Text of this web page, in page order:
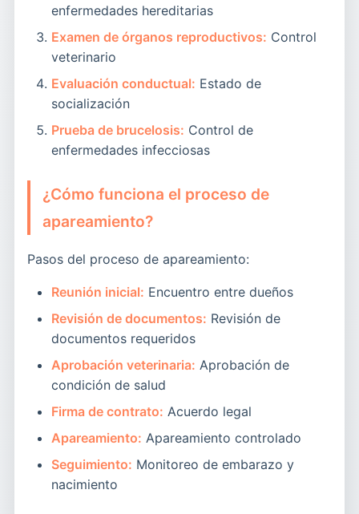
enfermedades hereditarias
Examen de órganos reproductivos: Control
veterinario
Evaluación conductual: Estado de
socialización
Prueba de brucelosis: Control de
enfermedades infecciosas
¿Cómo funciona el proceso de
apareamiento?
Pasos del proceso de apareamiento:
Reunión inicial: Encuentro entre dueños
Revisión de documentos: Revisión de
documentos requeridos
Aprobación veterinaria: Aprobación de
condición de salud
Firma de contrato: Acuerdo legal
Apareamiento: Apareamiento controlado
Seguimiento: Monitoreo de embarazo y
nacimiento